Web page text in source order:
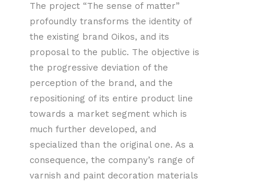
The project “The sense of matter”
profoundly transforms the identity of
the existing brand Oikos, and its
proposal to the public. The objective is
the progressive deviation of the
perception of the brand, and the
repositioning of its entire product line
towards a market segment which is
much further developed, and
specialized than the original one. As a
consequence, the company’s range of
varnish and paint decoration materials